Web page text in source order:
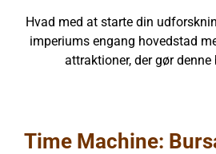
Hvad med at starte din
imperiums engang hovedstad
attraktioner, der gør denne
Time Machine: